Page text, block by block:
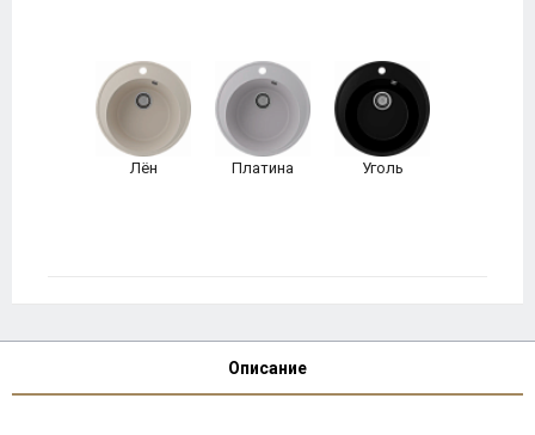
Лён Платина Уголь
Описание